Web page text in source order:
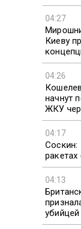
04:27
Киеву
04:26
начнут
ЖКУ
04:17
Соскин:
04:13
убийцей